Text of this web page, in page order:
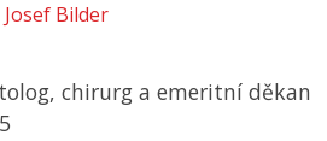
Josef Bilder
chirurg a emeritní děkan